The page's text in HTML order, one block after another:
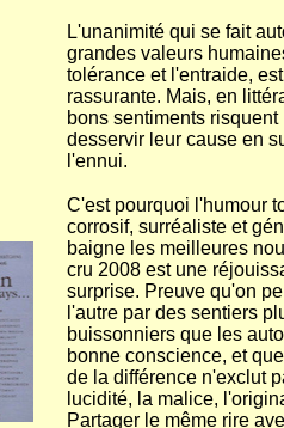
L'unanimité qui se fait
grandes valeurs
tolérance et l'entraide,
rassurante. Mais, en
bons sentiments risquent
desservir leur cause en
l'ennui.
C'est pourquoi l'humour
corrosif, surréaliste et
baigne les meilleures
cru 2008 est une
surprise. Preuve qu'on
l'autre par des sentiers
buissonniers que les
bonne conscience, et
de la différence n'exclut
lucidité, la malice,
Partager le même rire